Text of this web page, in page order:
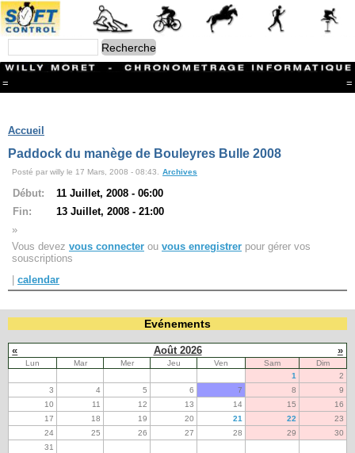
= =
Branches
CONTACT
Ski ALPIN
Triathlon
Ski Nordique
VTT
Athlétisme
Slalom In-Line
Caisse à savon
Coupe "Journal La Gruyère"
Marche
Archives
Navigation
recherche
site map
messages récents
Accueil
Paddock du manège de Bouleyres Bulle 2008
Posté par willy le 17 Mars, 2008 - 08:43. Archives
Début:
11 Juillet, 2008 - 06:00
Fin:
13 Juillet, 2008 - 21:00
»
Vous devez vous connecter ou vous enregistrer pour gérer vos
souscriptions
calendar
Evénements
« Août 2026 »
Lun Mar Mer Jeu Ven Sam
Dim
1
2
3
4 5 6 7 8
9
10
11 12 13 14 15
16
17
18 19 20 21 22
23
24
25 26 27 28 29
30
31